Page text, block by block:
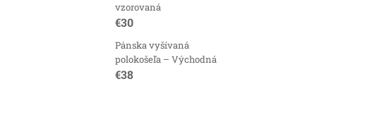
vzorovaná
€30
Pánska vyšívaná
polokošeľa – Východná
€38